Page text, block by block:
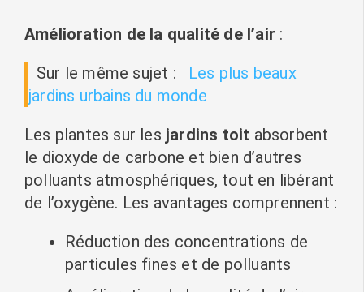
Amélioration de la qualité de l’air :
Sur le même sujet :
Les plus beaux
jardins urbains du monde
Les plantes sur les jardins toit absorbent
le dioxyde de carbone et bien d’autres
polluants atmosphériques, tout en libérant
de l’oxygène. Les avantages comprennent :
Réduction des concentrations de
particules fines et de polluants